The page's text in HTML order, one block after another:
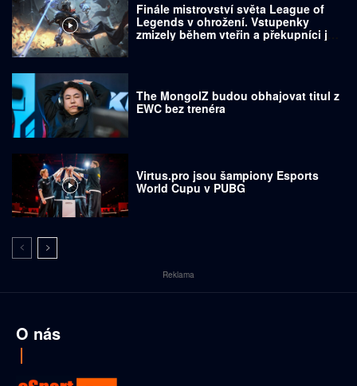
Finále mistrovství světa League of
Legends v ohrožení. Vstupenky
zmizely během vteřin a překupníci je
The MongolZ budou obhajovat titul z
EWC bez trenéra
Virtus.pro jsou šampiony Esports
World Cupu v PUBG
Reklama
O nás